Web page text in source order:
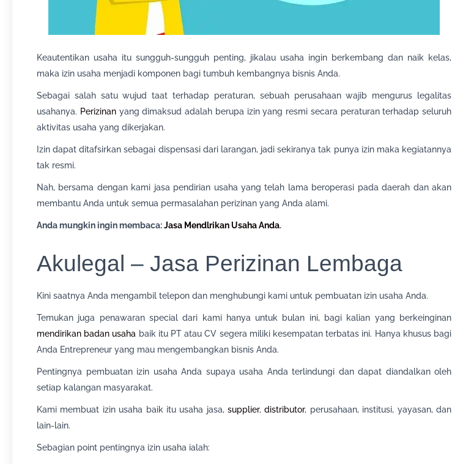
Keautentikan usaha itu sungguh-sungguh penting, jikalau usaha ingin berkembang dan naik kelas,
maka izin usaha menjadi komponen bagi tumbuh kembangnya bisnis Anda.
Sebagai salah satu wujud taat terhadap peraturan, sebuah perusahaan wajib mengurus legalitas
usahanya. Perizinanyang dimaksud adalah berupa izin yang resmi secara peraturan terhadap seluruh
aktivitas usaha yang dikerjakan.
Izin dapat ditafsirkan sebagai dispensasi dari larangan, jadi sekiranya tak punya izin maka kegiatannya
tak resmi.
Nah, bersama dengan kami jasa pendirian usaha yang telah lama beroperasi pada daerah dan akan
membantu Anda untuk semua permasalahan perizinan yang Anda alami.
Anda mungkin ingin membaca:Jasa Mendlrikan Usaha Anda.
Akulegal – Jasa Perizinan Lembaga
Kini saatnya Anda mengambil telepon dan menghubungi kami untuk pembuatan izin usaha Anda.
Temukan juga penawaran special dari kami hanya untuk bulan ini, bagi kalian yang berkeinginan
mendirikan badan usaha baik itu PT atau CV segera miliki kesempatan terbatas ini. Hanya khusus bagi
Anda Entrepreneur yang mau mengembangkan bisnis Anda.
Pentingnya pembuatan izin usaha Anda supaya usaha Anda terlindungi dan dapat diandalkan oleh
setiap kalangan masyarakat.
Kami membuat izin usaha baik itu usaha jasa,supplier,distributor, perusahaan, institusi, yayasan, dan
lain-lain.
Sebagian point pentingnya izin usaha ialah: